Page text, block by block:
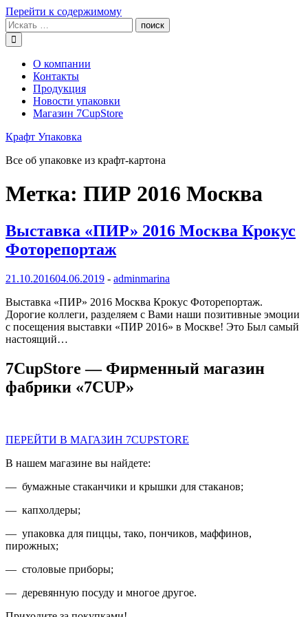
Перейти к содержимому
О компании
Контакты
Продукция
Новости упаковки
Магазин 7CupStore
Крафт Упаковка
Все об упаковке из крафт-картона
Метка: ПИР 2016 Москва
Выставка «ПИР» 2016 Москва Крокус
Фоторепортаж
21.10.201604.06.2019 - adminmarina
Выставка «ПИР» 2016 Москва Крокус Фоторепортаж.
Дорогие коллеги, разделяем с Вами наши позитивные эмоции
с посещения выставки «ПИР 2016» в Москве! Это Был самый
настоящий…
7CupStore — Фирменный магазин
фабрики «7CUP»
ПЕРЕЙТИ В МАГАЗИН 7CUPSTORE
В нашем магазине вы найдете:
— бумажные стаканчики и крышки для стаканов;
— капхолдеры;
— упаковка для пиццы, тако, пончиков, маффинов,
пирожных;
— столовые приборы;
— деревянную посуду и многое другое.